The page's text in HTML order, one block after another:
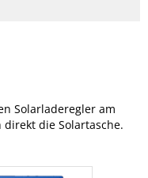
Solarladeregler am
direkt die Solartasche.